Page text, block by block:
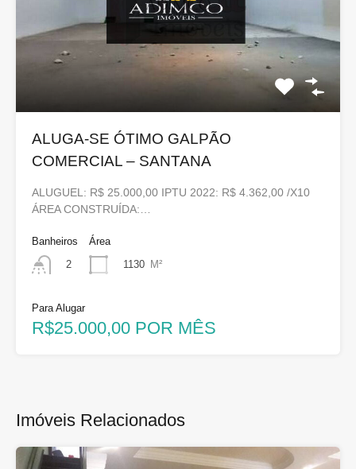
ALUGA-SE ÓTIMO GALPÃO
COMERCIAL – SANTANA
ALUGUEL: R$ 25.000,00 IPTU 2022: R$ 4.362,00 /X10
ÁREA CONSTRUÍDA:…
Banheiros
2
Área
1130 M²
Para Alugar
R$25.000,00 POR MÊS
Imóveis Relacionados